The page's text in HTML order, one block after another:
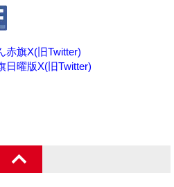
赤旗X(旧Twitter)
日曜版X(旧Twitter)